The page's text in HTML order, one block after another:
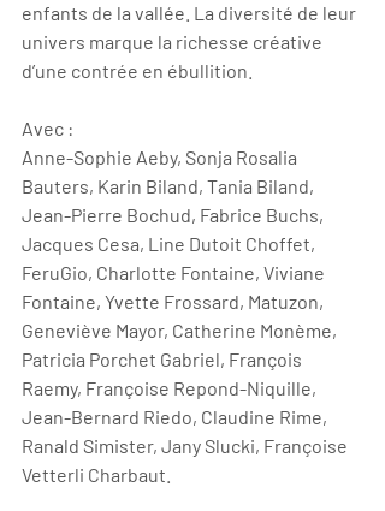
enfants de la vallée. La diversité de leur
univers marque la richesse créative
d’une contrée en ébullition.
Avec :
Anne-Sophie Aeby, Sonja Rosalia
Bauters, Karin Biland, Tania Biland,
Jean-Pierre Bochud, Fabrice Buchs,
Jacques Cesa, Line Dutoit Choffet,
FeruGio, Charlotte Fontaine, Viviane
Fontaine, Yvette Frossard, Matuzon,
Geneviève Mayor, Catherine Monème,
Patricia Porchet Gabriel, François
Raemy, Françoise Repond-Niquille,
Jean-Bernard Riedo, Claudine Rime,
Ranald Simister, Jany Slucki, Françoise
Vetterli Charbaut.